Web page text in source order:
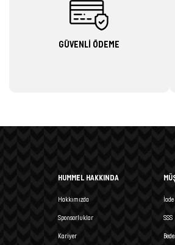
GÜVENLİ ÖDEME
HUMMEL HAKKINDA
Hakkımızda
Sponsorluklar
Kariyer
SSS